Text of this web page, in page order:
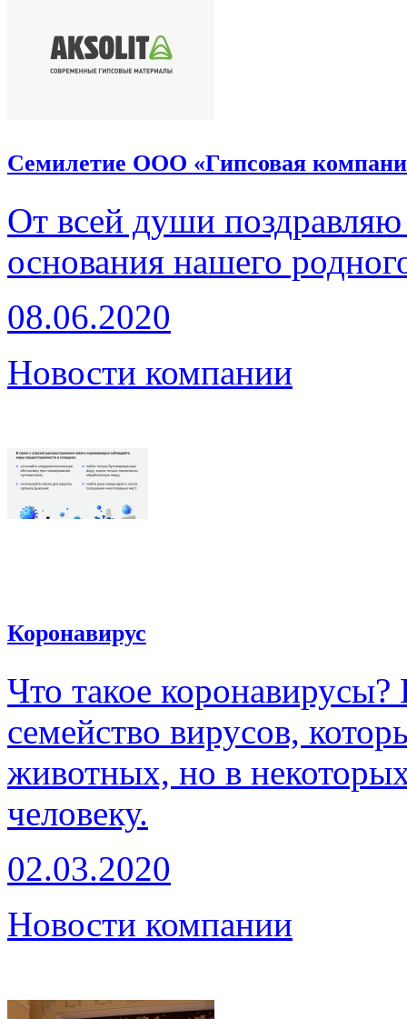
Семилетие ООО «Гипсовая
От всей души
основания нашего
08.06.2020
Новости компании
Коронавирус
Что такое
семейство вирусов,
животных, но в
человеку.
02.03.2020
Новости компании